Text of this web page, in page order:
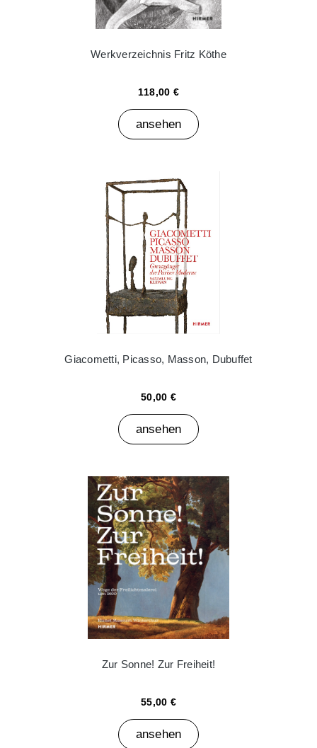
Werkverzeichnis Fritz Köthe
118,00 €
ansehen
Giacometti, Picasso, Masson, Dubuffet
50,00 €
ansehen
Zur Sonne! Zur Freiheit!
55,00 €
ansehen